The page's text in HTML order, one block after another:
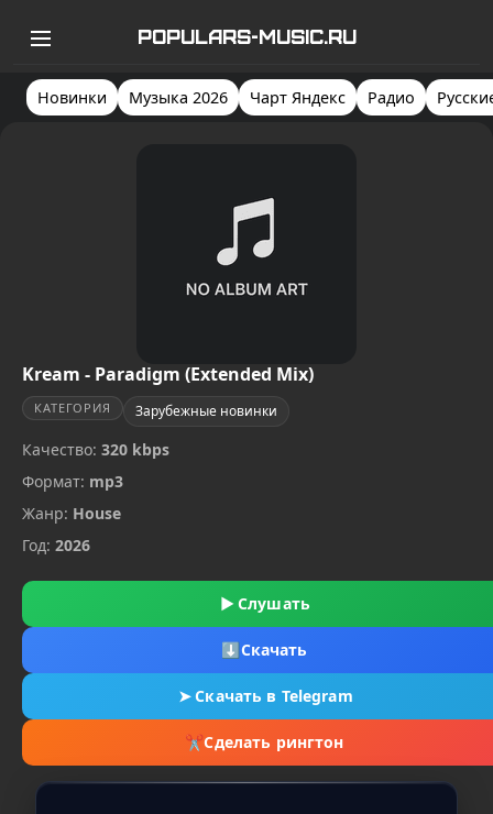
POPULARS-MUSIC.RU
Новинки Музыка 2026 Чарт Яндекс Радио
Kream - Paradigm (Extended Mix)
КАТЕГОРИЯ Зарубежные новинки
Качество: 320 kbps
Формат: mp3
Жанр: House
Год: 2026
▶ Слушать
⬇Скачать
➤Скачать в Telegram
✂Сделать рингтон